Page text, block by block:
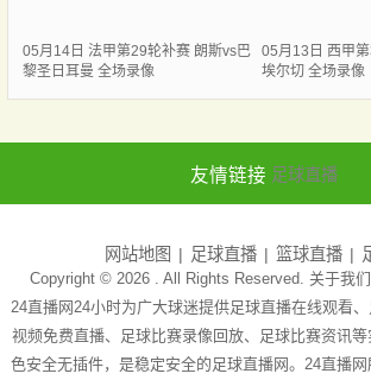
05月14日 法甲第29轮补赛 朗斯vs巴
黎圣日耳曼 全场录像
05月13日 西甲
埃尔切 全场录像
友情链接 足球直播
网站地图 足球直播 篮球直播
Copyright © 2026 . All Rights Reserved. 关于我们
24直播网24小时为广大球迷提供足球直播在线观看
视频免费直播、足球比赛录像回放、足球比赛资讯
色安全无插件，是稳定安全的足球直播网。24直播